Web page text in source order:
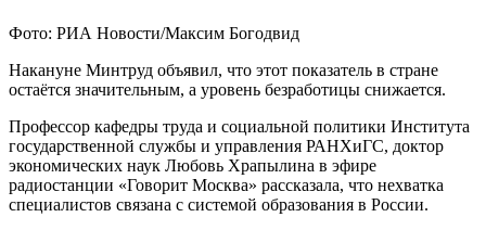
Фото: РИА Новости/Максим Богодвид
Накануне Минтруд объявил, что этот показатель в стране
остаётся значительным, а уровень безработицы снижается.
Профессор кафедры труда и социальной политики Института
государственной службы и управления РАНХиГС, доктор
экономических наук Любовь Храпылина в эфире
радиостанции «Говорит Москва» рассказала, что нехватка
специалистов связана с системой образования в России.